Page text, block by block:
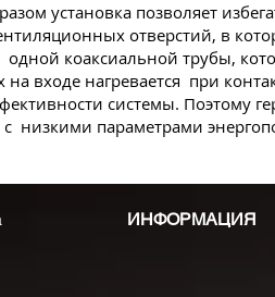
установка позволяет
отверстий, в
одной коаксиальной трубы,
входе нагревается при
системы. Поэтому
низкими параметрами
ИНФОРМАЦИЯ